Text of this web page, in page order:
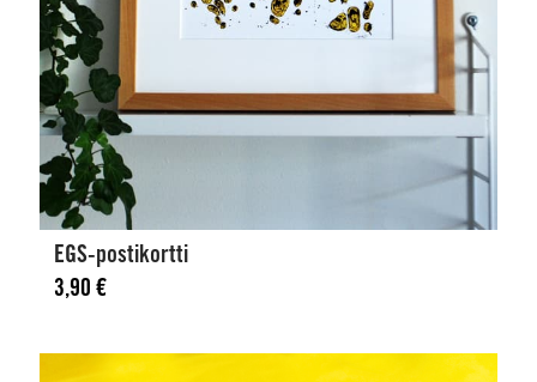
EGS-postikortti
3,90 €